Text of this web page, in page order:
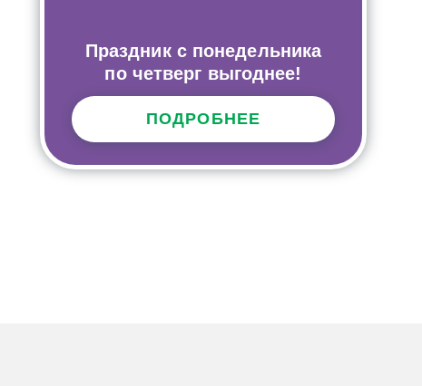
Праздник с понедельника
по четверг выгоднее!
ПОДРОБНЕЕ